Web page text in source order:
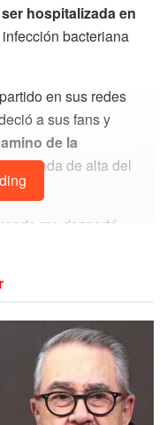
hospitalizada en
bacteriana
en sus redes
a sus fans y
de la
dada de alta del
me desperté
entradas